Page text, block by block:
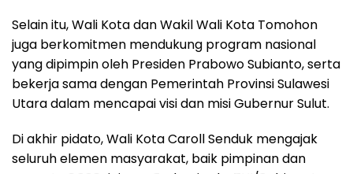
Selain itu, Wali Kota dan Wakil Wali Kota Tomohon
juga berkomitmen mendukung program nasional
yang dipimpin oleh Presiden Prabowo Subianto, serta
bekerja sama dengan Pemerintah Provinsi Sulawesi
Utara dalam mencapai visi dan misi Gubernur Sulut.
Di akhir pidato, Wali Kota Caroll Senduk mengajak
seluruh elemen masyarakat, baik pimpinan dan